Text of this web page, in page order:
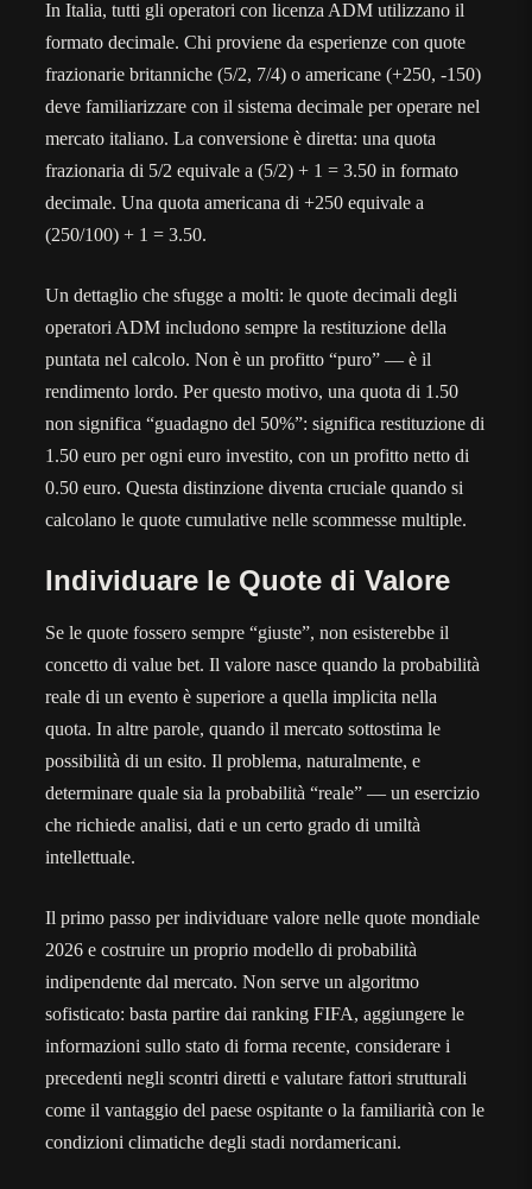
In Italia, tutti gli operatori con licenza ADM utilizzano il
formato decimale. Chi proviene da esperienze con quote
frazionarie britanniche (5/2, 7/4) o americane (+250, -150)
deve familiarizzare con il sistema decimale per operare nel
mercato italiano. La conversione è diretta: una quota
frazionaria di 5/2 equivale a (5/2) + 1 = 3.50 in formato
decimale. Una quota americana di +250 equivale a
(250/100) + 1 = 3.50.
Un dettaglio che sfugge a molti: le quote decimali degli
operatori ADM includono sempre la restituzione della
puntata nel calcolo. Non è un profitto “puro” — è il
rendimento lordo. Per questo motivo, una quota di 1.50
non significa “guadagno del 50%”: significa restituzione di
1.50 euro per ogni euro investito, con un profitto netto di
0.50 euro. Questa distinzione diventa cruciale quando si
calcolano le quote cumulative nelle scommesse multiple.
Individuare le Quote di Valore
Se le quote fossero sempre “giuste”, non esisterebbe il
concetto di value bet. Il valore nasce quando la probabilità
reale di un evento è superiore a quella implicita nella
quota. In altre parole, quando il mercato sottostima le
possibilità di un esito. Il problema, naturalmente, e
determinare quale sia la probabilità “reale” — un esercizio
che richiede analisi, dati e un certo grado di umiltà
intellettuale.
Il primo passo per individuare valore nelle quote mondiale
2026 e costruire un proprio modello di probabilità
indipendente dal mercato. Non serve un algoritmo
sofisticato: basta partire dai ranking FIFA, aggiungere le
informazioni sullo stato di forma recente, considerare i
precedenti negli scontri diretti e valutare fattori strutturali
come il vantaggio del paese ospitante o la familiarità con le
condizioni climatiche degli stadi nordamericani.